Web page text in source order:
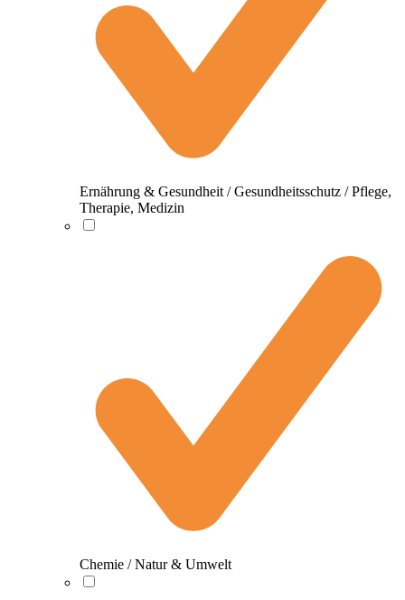
Ernährung & Gesundheit / Gesundheitsschutz / Pflege,
Therapie, Medizin
Chemie / Natur & Umwelt